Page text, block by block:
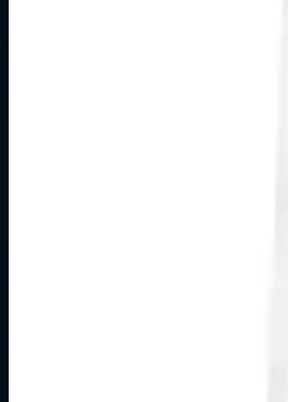
Prezentacijski prikaz bez cijena,